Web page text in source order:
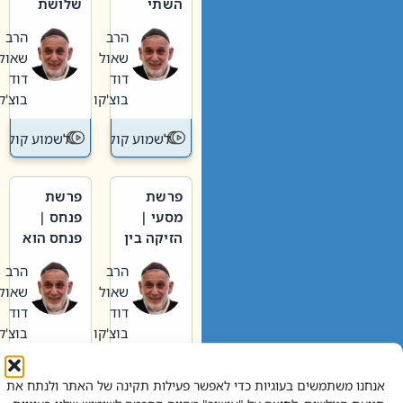
אנחנו משתמשים בעוגיות כדי לאפשר פעילות תקינה של האתר ולנתח את
וערב של
חיינו
הרב
שאול
דוד
בוצ'קו
לשמוע קול תורה – מדרש
האבות
הרב
שאול
דוד
בוצ'קו
לשמוע קול
פרשת
מסעי |
הזיקה בין
הגדול לעם הרב
שאול
דוד
בוצ'קו
לשמוע קול תורה – מדרש
פרשת
פנחס |
פנחס הוא
אליהו: בין
קנאות
הורסת
לקנאות
בונה
הרב
שאול
דוד
בוצ'קו
לשמוע קול